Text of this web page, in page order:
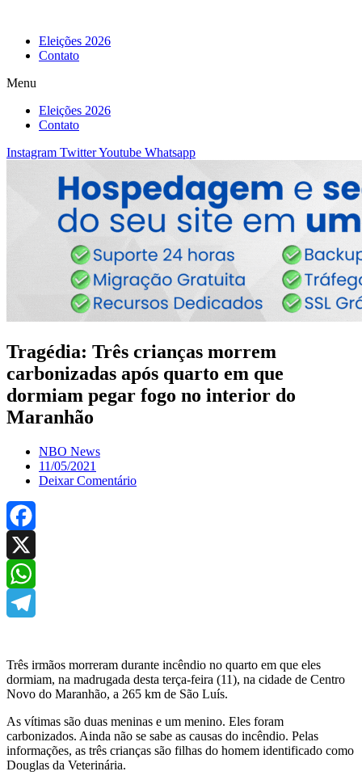
Eleições 2026
Contato
Menu
Eleições 2026
Contato
Instagram TwitterYoutube Whatsapp
Tragédia: Três crianças morrem
carbonizadas após quarto em que
dormiam pegar fogo no interior do
Maranhão
NBO News
11/05/2021
Deixar Comentário
Facebook
X
WhatsApp
Três irmãos morreram durante incêndio no quarto em que eles
dormiam, na madrugada desta terça-feira (11), na cidade de Centro
Novo do Maranhão, a 265 km de São Luís.
As vítimas são duas meninas e um menino. Eles foram
carbonizados. Ainda não se sabe as causas do incêndio. Pelas
informações, as três crianças são filhas do homem identificado como
Douglas da Veterinária.